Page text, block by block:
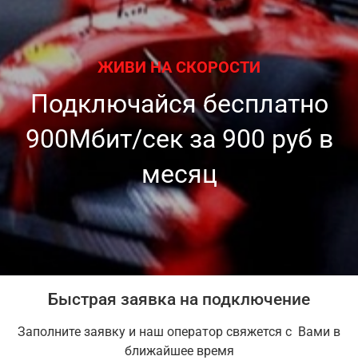
ЖИВИ НА СКОРОСТИ
Подключайсябесплатно
900Мбит/сек за 900 руб в
месяц
Быстрая заявка на подключение
Заполните заявку и наш оператор свяжется с Вами в
ближайшее время